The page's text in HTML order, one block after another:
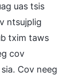
uas tsis
ntsujplig
txim taws
cov
Cov neeg